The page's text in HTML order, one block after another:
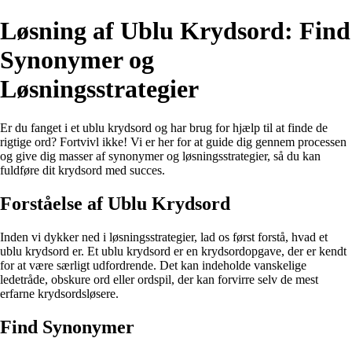
Løsning af Ublu Krydsord: Find
Synonymer og
Løsningsstrategier
Er du fanget i et ublu krydsord og har brug for hjælp til at finde de
rigtige ord? Fortvivl ikke! Vi er her for at guide dig gennem processen
og give dig masser af synonymer og løsningsstrategier, så du kan
fuldføre dit krydsord med succes.
Forståelse af Ublu Krydsord
Inden vi dykker ned i løsningsstrategier, lad os først forstå, hvad et
ublu krydsord er. Et ublu krydsord er en krydsordopgave, der er kendt
for at være særligt udfordrende. Det kan indeholde vanskelige
ledetråde, obskure ord eller ordspil, der kan forvirre selv de mest
erfarne krydsordsløsere.
Find Synonymer